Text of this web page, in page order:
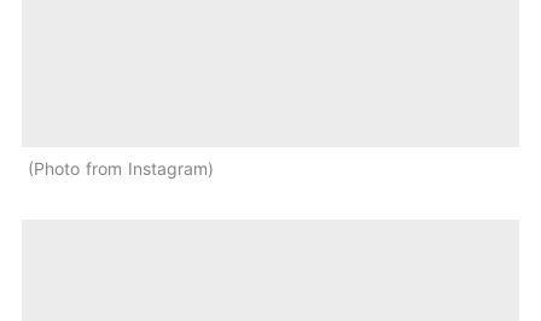
Photo from Instagram